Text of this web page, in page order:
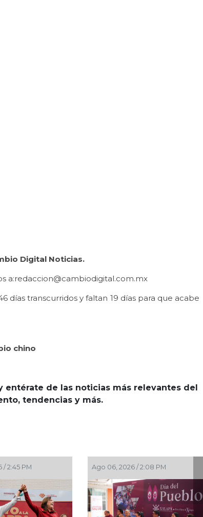
Digital Noticias.
a:redaccion@cambiodigital.com.mx
días transcurridos y faltan 19 días para que acabe
chino
entérate de las noticias más relevantes del
tendencias y más.
Ago 06, 2026 / 2:08 PM